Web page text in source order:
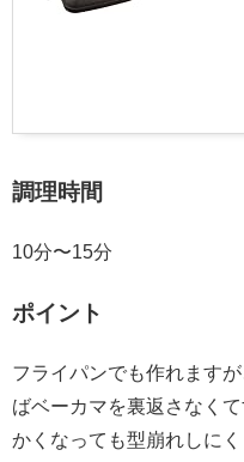
調理時間
10分〜15分
ポイント
フライパンでも作れます
ばベーカマを裏返さなく
かくなっても型崩れしにく